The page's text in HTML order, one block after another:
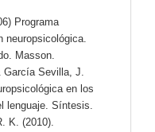
Programa
neuropsicológica.
Masson.
García Sevilla, J.
en los
lenguaje. Síntesis.
K. (2010).